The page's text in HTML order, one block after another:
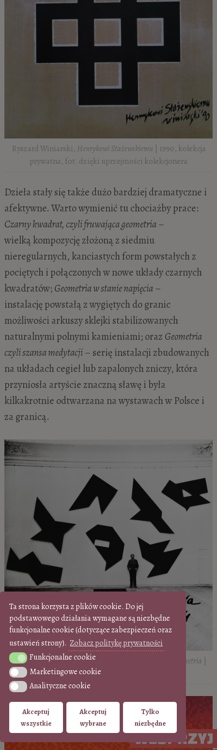
Ta strona korzysta z plików cookie. Do jej
podstawowego działania wymagane są niezbędne
funkcjonalne cookie (dotyczące zabezpieczeń oraz
ustawień strony). Zobacz politykę prywatności
Funkcjonalne cookie
Funkcjonalne cookie
Marketingowe cookie
Marketingowe cookie
Analityczne cookie
Analityczne cookie
Akceptuj
wszystkie
Akceptuj
wybrane
Tylko
niezbędne
Ryszard Winiarski, Henrykowi Stażewskiemu | 1990, kolekcja
prywatna, fot. dzięki uprzejmości kolekcjonera
Dzieła stały się także dużo bardziej dramatyczne i
afektywne. Warto wymienić tu chociażby prace:
Czarny kwadrat, czyli fruwająca geometria–
wielką kompozycję złożoną z siedmiu
nieregularnych, kanciastych form powstałych z
pociętych i połączonych w nowe układy czarnych
kwadratów;Geometria w stanie napięcia–
instalację powstałą z wygiętych do granic
możliwości arkuszy sklejki stabilizowanych
naturalnymi polnymi kamieniami; oraz Geometria
czyli szansa medytacji– serię instalacji zbudowanych
na układach cegieł lub zapalonych zniczy, która
przyniosła artyście znaczną sławę i była
kilkakrotnie odtwarzana na wystawach w Polsce i
za granicą.
Ryszard Winiarski,Czarny kwadrat czyli fruwająca geometria
1984, Muzeum Sztuki w Łodzi